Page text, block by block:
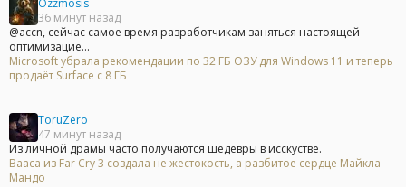
Ozzmosis
36 минут назад
@accn, сейчас самое время разработчикам заняться настоящей
оптимизацие...
Microsoft убрала рекомендации по 32 ГБ ОЗУ для Windows 11 и теперь
продаёт Surface с 8 ГБ
ToruZero
47 минут назад
Из личной драмы часто получаются шедевры в исскустве.
Вааса из Far Cry 3 создала не жестокость, а разбитое сердце Майкла
Мандо